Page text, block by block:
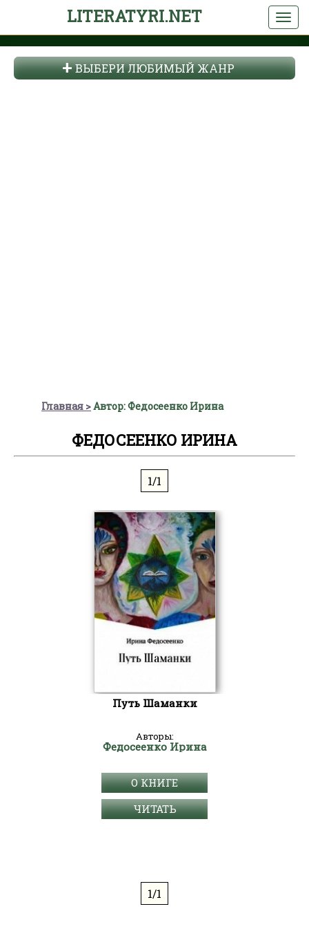
LITERATYRI.NET
ВЫБЕРИ ЛЮБИМЫЙ ЖАНР
Главная Автор: Федосеенко Ирина
ФЕДОСЕЕНКО ИРИНА
1/1
Путь Шаманки
Авторы:
Федосеенко Ирина
О КНИГЕ
ЧИТАТЬ
1/1